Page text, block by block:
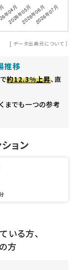
[ データ出典元について ］
推移
約12.3%上昇、直
までも一つの参考
ョン
いる方、
方